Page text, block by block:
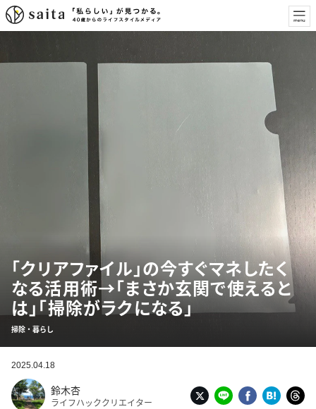
「クリアファイル」の今すぐマネしたく
なる活用術→「まさか玄関で使えると
は」「掃除がラクになる」
掃除・暮らし
2025.04.18
鈴木杏
ライフハッククリエイター